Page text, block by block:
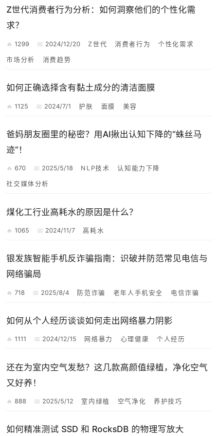
Z世代消费者行为分析：如何洞察他们的个性化需
求？
1299 2024/12/20 Z世代 消费者行为 个性化需求
市场分析 消费趋势
如何正确选择含有黏土成分的清洁面膜
1125 2024/7/1 护肤 面膜 美容
爸妈朋友圈里的秘密？用AI揪出认知下降的“蛛丝马
迹”！
670 2025/5/18 NLP技术 认知能力下降
社交媒体分析
煤化工行业高耗水的原因是什么？
1065 2024/11/7 高耗水
银发族智能手机反诈骗指南：识破并防范常见电信与
网络骗局
718 2025/8/4 防范诈骗 老年人手机安全 电信诈骗
如何从个人经历谈谈如何走出网络暴力阴影
1111 2024/12/15 网络暴力 心理健康 个人经历
还在为室内空气发愁？这几款高颜值绿植，净化空气
又好养！
888 2025/5/12 室内绿植 空气净化 养护技巧
如何精准测试 SSD 和 RocksDB 的物理写放大